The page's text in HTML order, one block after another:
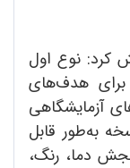
کرد: نوع اول
برای هدف‌های
آزمایشگاهی
به‌طور قابل
دما، رنگ،